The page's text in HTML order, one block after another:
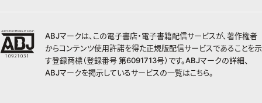
チームJマダム特集
少年ジャンプ+
ジャンプTOON
ZEBRACK
S-MANGA
集英社ジャンプリミックス
集英社コミック文庫
ZEBRACK
S-MANGA
集英社コミック文庫
ジャンプTOON
ZEBRACK
S-MANGA
MAQUIA
SPUR
週プレNEWS
週プレ グラジャパ!
Sportiva
集英社 文芸ステーション
web 集英社文庫
1日5分で、明日は変わる よみタイ yomitai
集英社学芸部 - 学芸・ノンフィクション
集英社ビジネス書
ライトノベル・ノベライズ
集英社オレンジ文庫
JUMP j-BOOKS
OTO
SHUEISHA MANGA-ART HERITAGE
ジャンプキャラクターズストア
その他WEBサービス
集英社アドナビ
集英社エディターズ・ラボ
ABJマークは、この電子書店・電子書籍配信サービスが、著作権者
からコンテンツ使用許諾を得た正規版配信サービスであることを示
す登録商標（登録番号 第6091713号）です。ABJマークの詳細、
ABJマークを掲示しているサービスの一覧はこちら。